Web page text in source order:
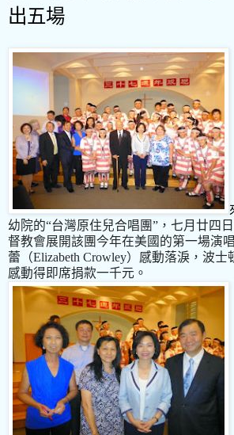
出五場
幼院的“台灣原住兒合唱團”，七月廿四
督教會展開該團今年在美國的第一場演
蕾（Elizabeth Crowley）感動落淚，波士
感動得即席捐款一千元。